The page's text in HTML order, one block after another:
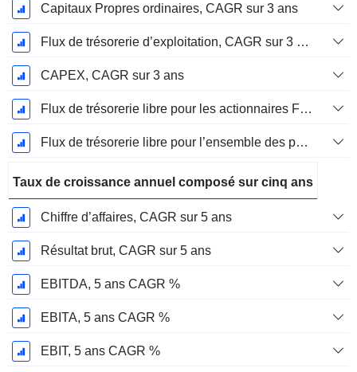
Capitaux Propres ordinaires, CAGR sur 3 ans
Flux de trésorerie d’exploitation, CAGR sur 3 ans
CAPEX, CAGR sur 3 ans
Flux de trésorerie libre pour les actionnaires FCFE, CAGR sur 3 ans
Flux de trésorerie libre pour l’ensemble des pourvoyeurs de fonds (créanciers et actionnaires) FCFF, CAGR sur 3 ans
Taux de croissance annuel composé sur cinq ans
Chiffre d’affaires, CAGR sur 5 ans
Résultat brut, CAGR sur 5 ans
EBITDA, 5 ans CAGR %
EBITA, 5 ans CAGR %
EBIT, 5 ans CAGR %